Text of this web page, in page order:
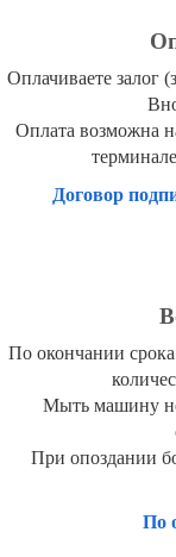
Оплачиваете залог
Оплата возможна
Договор
По окончании
Мыть машину
При опоздании
По